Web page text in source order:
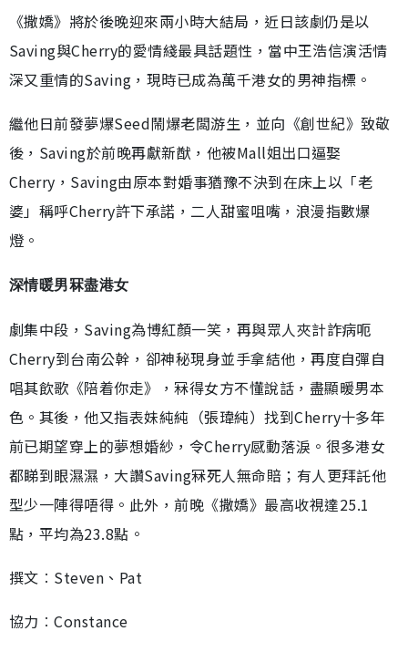
《撒嬌》將於後晚迎來兩小時大結局，近日該劇仍是以
Saving與Cherry的愛情綫最具話題性，當中王浩信演活情
深又重情的Saving，現時已成為萬千港女的男神指標。
繼他日前發夢爆Seed鬧爆老闆游生，並向《創世紀》致敬
後，Saving於前晚再獻新猷，他被Mall姐出口逼娶
Cherry，Saving由原本對婚事猶豫不決到在床上以「老
婆」稱呼Cherry許下承諾，二人甜蜜咀嘴，浪漫指數爆
燈。
深情暖男冧盡港女
劇集中段，Saving為博紅顏一笑，再與眾人夾計詐病呃
Cherry到台南公幹，卻神秘現身並手拿結他，再度自彈自
唱其飲歌《陪着你走》，冧得女方不懂說話，盡顯暖男本
色。其後，他又指表妹純純（張瑋純）找到Cherry十多年
前已期望穿上的夢想婚紗，令Cherry感動落淚。很多港女
都睇到眼濕濕，大讚Saving冧死人無命賠；有人更拜託他
型少一陣得唔得。此外，前晚《撒嬌》最高收視達25.1
點，平均為23.8點。
撰文︰Steven、Pat
協力︰Constance